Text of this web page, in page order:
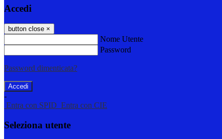
Accedi
button close ×
Nome Utente
Password
Password dimenticata?
-
Entra con SPID Entra con CIE
Seleziona utente